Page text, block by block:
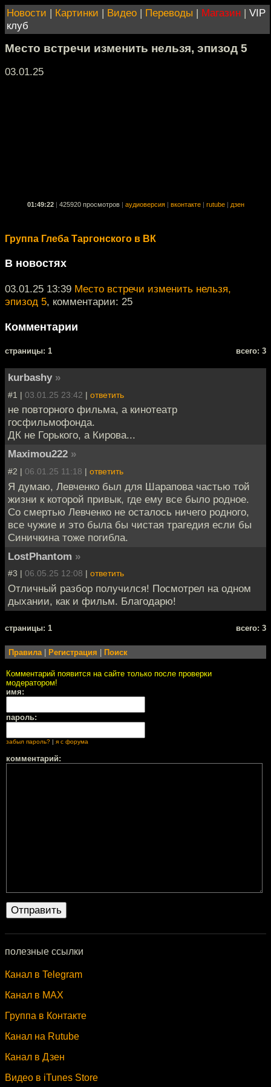
Новости | Картинки | Видео | Переводы | Магазин | VIP
клуб
Место встречи изменить нельзя, эпизод 5
03.01.25
01:49:22 425920 просмотров аудиоверсия вконтакте rutube дзен
Группа Глеба Таргонского в ВК
В новостях
03.01.25 13:39 Место встречи изменить нельзя,
эпизод 5, комментарии: 25
Комментарии
cтраницы: 1 всего: 3
kurbashy »
#1 | 03.01.25 23:42 | ответить
не повторного фильма, а кинотеатр
госфильмофонда.
ДК не Горького, а Кирова...
Maximou222 »
#2 | 06.01.25 11:18 | ответить
Я думаю, Левченко был для Шарапова частью той
жизни к которой привык, где ему все было родное.
Со смертью Левченко не осталось ничего родного,
все чужие и это была бы чистая трагедия если бы
Синичкина тоже погибла.
LostPhantom »
#3 | 06.05.25 12:08 | ответить
Отличный разбор получился! Посмотрел на одном
дыхании, как и фильм. Благодарю!
cтраницы: 1 всего: 3
Правила | Регистрация | Поиск
Комментарий появится на сайте только после проверки
модератором!
имя:
пароль:
забыл пароль? | я с форума
комментарий:
полезные ссылки
Канал в Telegram
Канал в MAX
Группа в Контакте
Канал на Rutube
Канал в Дзен
Видео в iTunes Store